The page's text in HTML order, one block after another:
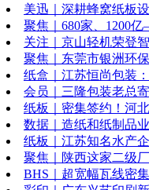
美迅｜深耕蜂窝纸板
聚焦｜680家、1200
关注｜京山轻机荣登
聚焦｜东莞市银洲环
纸盒｜江苏恒尚包装
会员｜三隆包装老总
纸板｜密集签约！河
数据｜造纸和纸制品
纸板｜江苏知名水产
聚焦｜陕西这家二级
BHS｜超宽幅瓦线密